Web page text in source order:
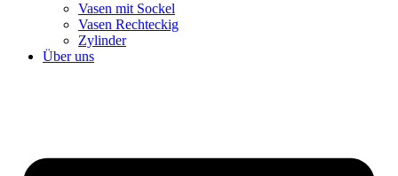
Vasen mit Sockel
Vasen Rechteckig
Zylinder
Über uns